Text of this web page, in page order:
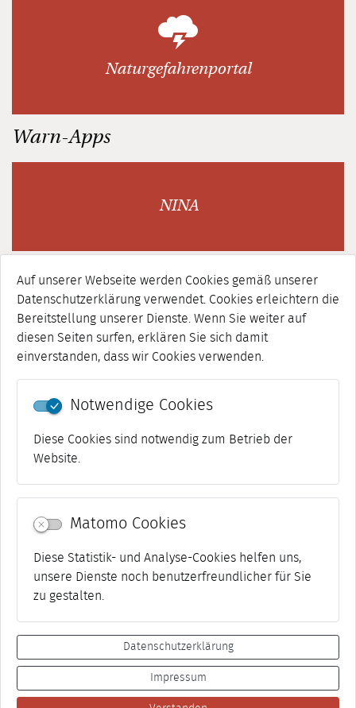
Auf unserer Webseite werden Cookies gemäß unserer
Datenschutzerklärung verwendet. Cookies erleichtern die
Bereitstellung unserer Dienste. Wenn Sie weiter auf
diesen Seiten surfen, erklären Sie sich damit
einverstanden, dass wir Cookies verwenden.
Notwendige Cookies
Diese Cookies sind notwendig zum Betrieb der
Website.
Matomo Cookies
Diese Statistik- und Analyse-Cookies helfen uns,
unsere Dienste noch benutzerfreundlicher für Sie
zu gestalten.
Datenschutzerklärung
Impressum
Naturgefahrenportal
Warn-Apps
NINA
KATWARN
DWD WARNWETTER-APP
Datenschutz
Netiquette
Kontakt
Presse Suche
Barrierefreiheit